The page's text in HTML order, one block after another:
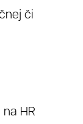
či
HR